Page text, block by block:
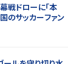
戦ドローに「本
のサッカーファン